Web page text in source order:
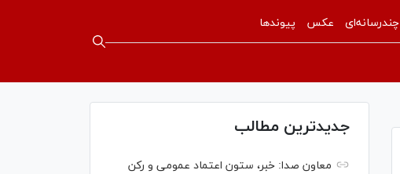
چندرسانه‌ای عکس پیوندها
جدیدترین مطالب
معاون صدا: خبر، ستون اعتماد عمومی و رکن